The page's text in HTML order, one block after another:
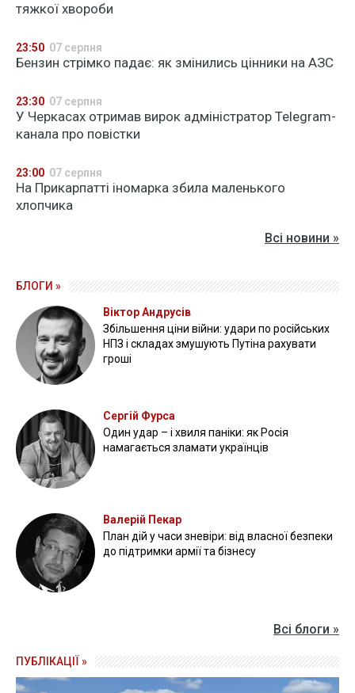
тяжкої хвороби
23:50 07 серпня
Бензин стрімко падає: як змінились цінники на АЗС
23:30 07 серпня
У Черкасах отримав вирок адміністратор Telegram-
канала про повістки
23:00 07 серпня
На Прикарпатті іномарка збила маленького
хлопчика
Всі новини »
БЛОГИ »
Віктор Андрусів
Збільшення ціни війни: удари по російських
НПЗ і складах змушують Путіна рахувати
гроші
Сергій Фурса
Один удар – і хвиля паніки: як Росія
намагається зламати українців
Валерій Пекар
План дій у часи зневіри: від власної безпеки
до підтримки армії та бізнесу
Всі блоги »
ПУБЛІКАЦІЇ »